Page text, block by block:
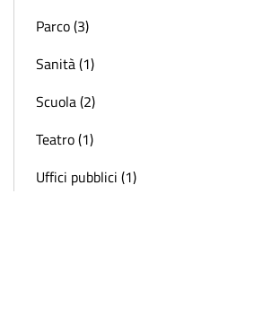
Parco (3)
Sanità (1)
Scuola (2)
Teatro (1)
Uffici pubblici (1)